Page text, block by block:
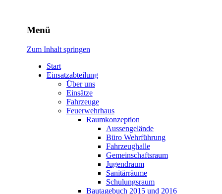
Freiwillige Feuerwehr
Rodheim v.d.H.
Menü
Zum Inhalt springen
Start
Einsatzabteilung
Über uns
Einsätze
Fahrzeuge
Feuerwehrhaus
Raumkonzeption
Aussengelände
Büro Wehrführung
Fahrzeughalle
Gemeinschaftsraum
Jugendraum
Sanitärräume
Schulungsraum
Bautagebuch 2015 und 2016